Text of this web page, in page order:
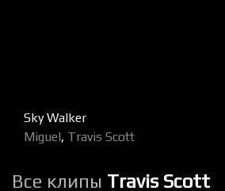
Sky Walker
Miguel, Travis Scott
Все клипы Travis Scott